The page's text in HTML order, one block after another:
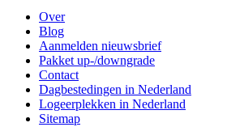
Over
Blog
Aanmelden nieuwsbrief
Pakket up-/downgrade
Contact
Dagbestedingen in Nederland
Logeerplekken in Nederland
Sitemap